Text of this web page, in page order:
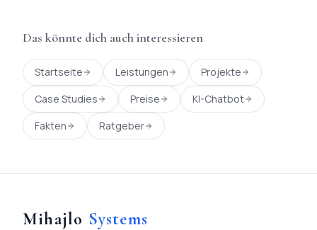
Das könnte dich auch interessieren
Startseite Leistungen
Projekte
Case Studies
Preise
KI-Chatbot
Fakten
Ratgeber
Mihajlo Systems